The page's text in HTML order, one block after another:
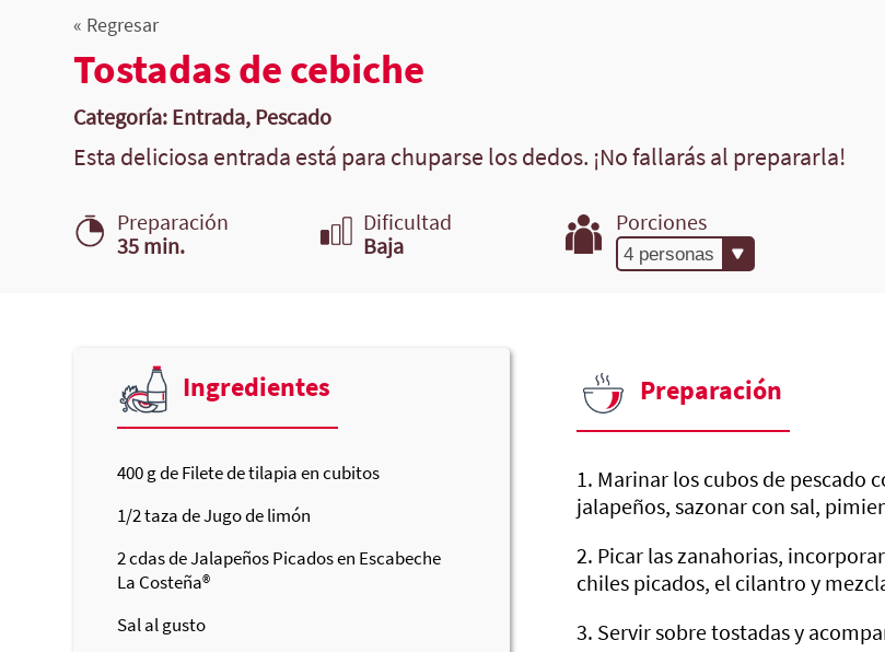
« Regresar
Tostadas de cebiche
Categoría: Entrada, Pescado
Esta deliciosa entrada está para chuparse los dedos. ¡No fallarás al prepararla!
Preparación
35 min.
Dificultad
Baja
Porciones
Ingredientes
400g de Filete de tilapia en cubitos
1/2taza de Jugo de limón
2cdas de Jalapeños Picados en Escabeche
La Costeña®
Sal al gusto
Preparación
1. Marinar los cubos de pescado
jalapeños, sazonar con sal,
2. Picar las zanahorias,
chiles picados, el cilantro y
3. Servir sobre tostadas y